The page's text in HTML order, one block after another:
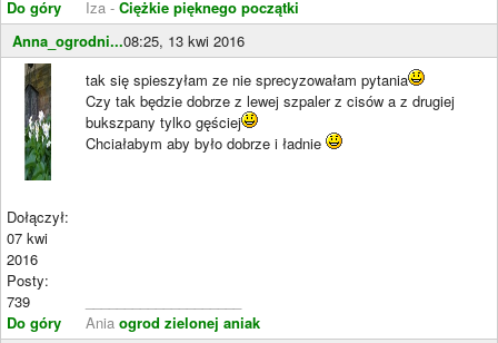
Do góry
Iza - Ciężkie pięknego początki
Anna_ogrodni...08:25, 13 kwi 2016
Dołączył:
07 kwi
2016
Posty:
739
Do góry
tak się spieszyłam ze nie sprecyzowałam pytania
Czy tak będzie dobrze z lewej szpaler z cisów a z drugiej
bukszpany tylko gęściej
Chciałabym aby było dobrze i ładnie
Ania ogrod zielonej aniak